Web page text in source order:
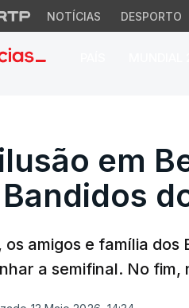
NOTÍCIAS DESPORTO
em
em
os amigos e família
a semifinal. No fim,